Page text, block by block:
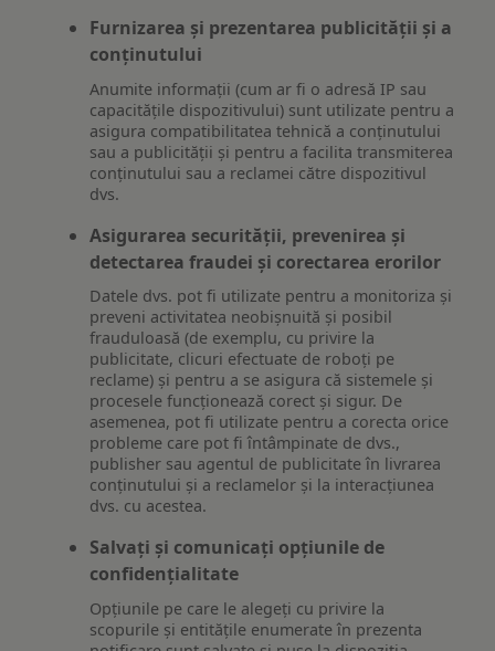
Furnizarea și prezentarea publicității și a
conținutului
Anumite informații (cum ar fi o adresă IP sau
capacitățile dispozitivului) sunt utilizate pentru a
asigura compatibilitatea tehnică a conținutului
sau a publicității și pentru a facilita transmiterea
conținutului sau a reclamei către dispozitivul
dvs.
Asigurarea securității, prevenirea și
detectarea fraudei și corectarea erorilor
Datele dvs. pot fi utilizate pentru a monitoriza și
preveni activitatea neobișnuită și posibil
frauduloasă (de exemplu, cu privire la
publicitate, clicuri efectuate de roboți pe
reclame) și pentru a se asigura că sistemele și
procesele funcționează corect și sigur. De
asemenea, pot fi utilizate pentru a corecta orice
probleme care pot fi întâmpinate de dvs.,
publisher sau agentul de publicitate în livrarea
conținutului și a reclamelor și la interacțiunea
dvs. cu acestea.
Salvați și comunicați opțiunile de
confidențialitate
Opțiunile pe care le alegeți cu privire la
scopurile și entitățile enumerate în prezenta